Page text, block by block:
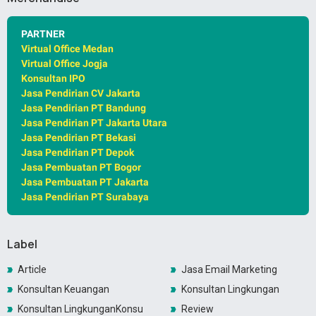
PARTNER
Virtual Office Medan
Virtual Office Jogja
Konsultan IPO
Jasa Pendirian CV Jakarta
Jasa Pendirian PT Bandung
Jasa Pendirian PT Jakarta Utara
Jasa Pendirian PT Bekasi
Jasa Pendirian PT Depok
Jasa Pembuatan PT Bogor
Jasa Pembuatan PT Jakarta
Jasa Pendirian PT Surabaya
Label
Article
Jasa Email Marketing
Konsultan Keuangan
Konsultan Lingkungan
Konsultan LingkunganKonsultan Lingkungan
Review